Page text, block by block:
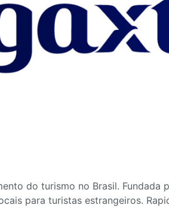
do turismo no Brasil. Fundada
para turistas estrangeiros.